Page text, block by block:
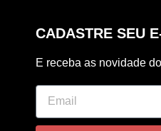
CADASTRE SEU
E receba as novidade